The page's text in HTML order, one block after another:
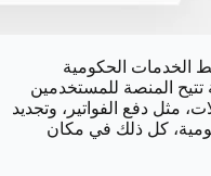
الخدمات الحكومية
تتيح المنصة للمستخدمين
مثل دفع الفواتير، وتجديد
كل ذلك في مكان